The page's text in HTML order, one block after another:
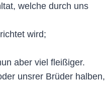
welche durch uns
wird;
aber viel fleißiger.
unsrer Brüder halben,